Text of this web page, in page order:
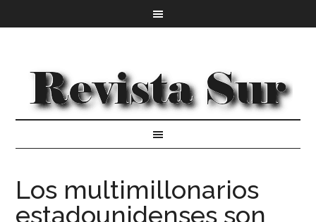
Los multimillonarios
estadounidenses son